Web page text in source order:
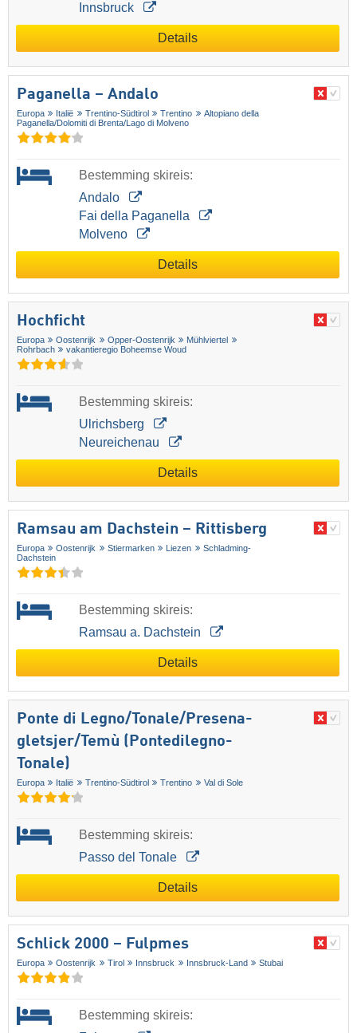
Innsbruck
Details
Paganella – Andalo
Europa Italië Trentino-Südtirol Trentino
Altopiano della
Paganella/​Dolomiti di Brenta/​Lago di Molveno
Bestemming skireis:
Andalo
Fai della Paganella
Molveno
Details
Hochficht
Europa Oostenrijk Opper-Oostenrijk
Mühlviertel
Rohrbach
vakantieregio Boheemse Woud
Bestemming skireis:
Ulrichsberg
Neureichenau
Details
Ramsau am Dachstein – Rittisberg
Europa Oostenrijk Stiermarken Liezen
Schladming-
Dachstein
Bestemming skireis:
Ramsau a. Dachstein
Details
Ponte di Legno/​​Tonale/​​Presena-
gletsjer/​​Temù (Pontedilegno-
Tonale)
Europa Italië Trentino-Südtirol Trentino Val di Sole
Bestemming skireis:
Passo del Tonale
Details
Schlick 2000 – Fulpmes
Europa Oostenrijk Tirol Innsbruck Innsbruck-Land Stubai
Bestemming skireis: